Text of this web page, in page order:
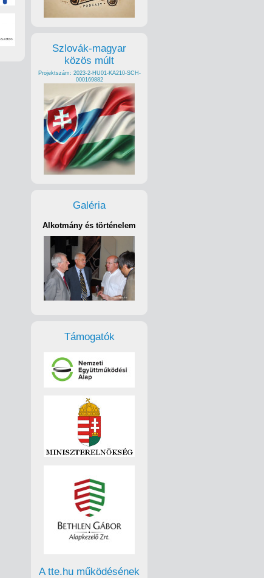
Szlovák-magyar
közös múlt
Projektszám: 2023-2-HU01-KA210-SCH-
000169882
Galéria
Alkotmány és történelem
Támogatók
A tte.hu működésének